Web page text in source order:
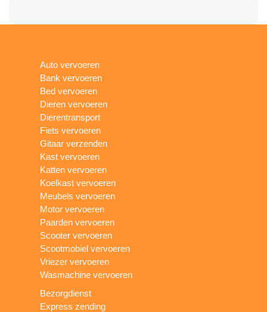
Auto vervoeren
Bank vervoeren
Bed vervoeren
Dieren vervoeren
Dierentransport
Fiets vervoeren
Gitaar verzenden
Kast vervoeren
Katten vervoeren
Koelkast vervoeren
Meubels vervoeren
Motor vervoeren
Paarden vervoeren
Scooter vervoeren
Scootmobiel vervoeren
Vriezer vervoeren
Wasmachine vervoeren
Bezorgdienst
Express zending